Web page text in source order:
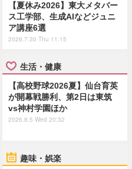
【夏休み2026】東大メタバー
ス工学部、生成AIなどジュニ
ア講座6選
2026.7.30 Thu 11:15
生活・健康
【高校野球2026夏】仙台育英
が開幕戦勝利、第2日は東筑
vs神村学園ほか
2026.8.5 Wed 20:32
趣味・娯楽